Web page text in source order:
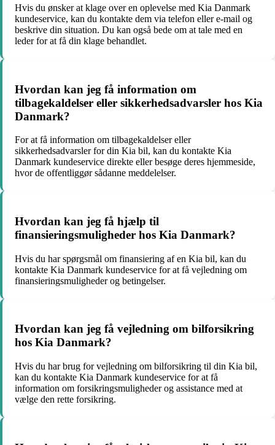
Hvis du ønsker at klage over en oplevelse med Kia Danmark
kundeservice, kan du kontakte dem via telefon eller e-mail og
beskrive din situation. Du kan også bede om at tale med en
leder for at få din klage behandlet.
Hvordan kan jeg få information om
tilbagekaldelser eller sikkerhedsadvarsler hos Kia
Danmark?
For at få information om tilbagekaldelser eller
sikkerhedsadvarsler for din Kia bil, kan du kontakte Kia
Danmark kundeservice direkte eller besøge deres hjemmeside,
hvor de offentliggør sådanne meddelelser.
Hvordan kan jeg få hjælp til
finansieringsmuligheder hos Kia Danmark?
Hvis du har spørgsmål om finansiering af en Kia bil, kan du
kontakte Kia Danmark kundeservice for at få vejledning om
finansieringsmuligheder og betingelser.
Hvordan kan jeg få vejledning om bilforsikring
hos Kia Danmark?
Hvis du har brug for vejledning om bilforsikring til din Kia bil,
kan du kontakte Kia Danmark kundeservice for at få
information om forsikringsmuligheder og assistance med at
vælge den rette forsikring.